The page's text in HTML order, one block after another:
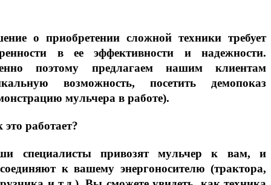
о приобретении сложной техники требует
в ее эффективности и надежности.
поэтому предлагаем нашим клиентам
возможность, посетить демопоказ
мульчера в работе).
это работает?
специалисты привозят мульчер к вам, и
к вашему энергоносителю (трактора,